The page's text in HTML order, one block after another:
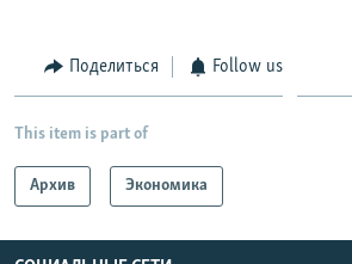
Поделиться Follow us
This item is part of
Архив Экономика